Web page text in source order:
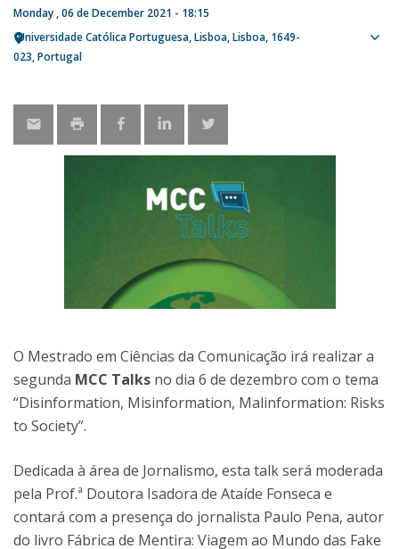
Monday , 06 de December 2021 - 18:15
Universidade Católica Portuguesa Lisboa Lisboa 1649-
023 Portugal
O Mestrado em Ciências da Comunicação irá realizar a
segunda MCC Talks no dia 6 de dezembro com o tema
“Disinformation, Misinformation, Malinformation: Risks
to Society”.
Dedicada à área de Jornalismo, esta talk será moderada
pela Prof.ª Doutora Isadora de Ataíde Fonseca e
contará com a presença do jornalista Paulo Pena, autor
do livro Fábrica de Mentira: Viagem ao Mundo das Fake